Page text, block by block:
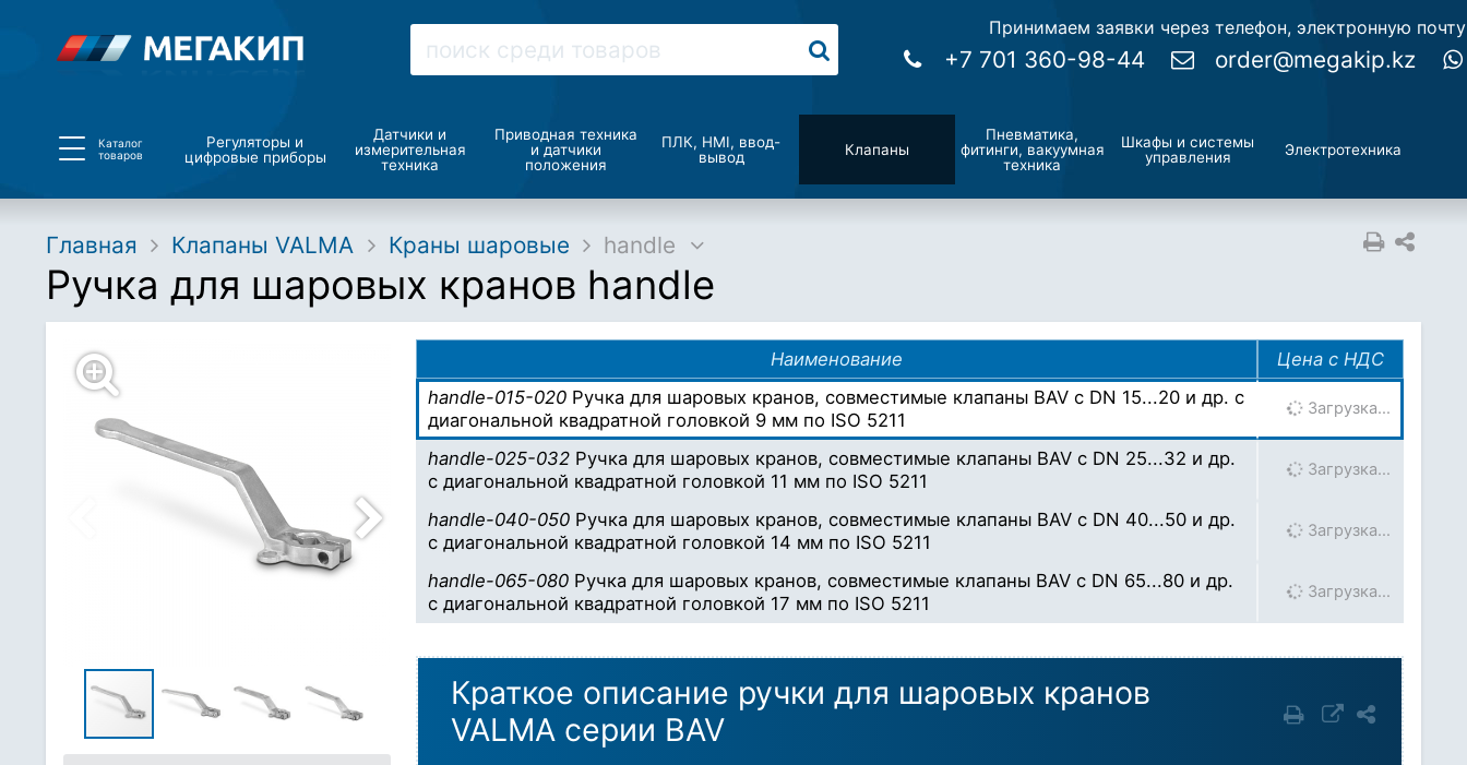
Принимаем заявки через телефон, электронную
+7 701 360-98-44 order@megakip.kz
Каталог
товаров
Регуляторы и
цифровые приборы
Датчики и
измерительная
техника
Приводная техника
и датчики
положения
ПЛК, HMI, ввод-
вывод
Клапаны
Пневматика,
фитинги, вакуумная
техника
Шкафы и системы
управления
Электротехника
Главная Клапаны VALMA Краны шаровые handle
Ручка для шаровых кранов handle
Наименование
Цена с НДС
handle-015-020 Ручка для шаровых кранов, совместимые клапаны BAV с DN 15...20 и др. с
диагональной квадратной головкой 9 мм по ISO 5211
Загрузка…
handle-025-032 Ручка для шаровых кранов, совместимые клапаны BAV с DN 25...32 и др.
с диагональной квадратной головкой 11 мм по ISO 5211
Загрузка…
handle-040-050 Ручка для шаровых кранов, совместимые клапаны BAV с DN 40...50 и др.
с диагональной квадратной головкой 14 мм по ISO 5211
Загрузка…
handle-065-080 Ручка для шаровых кранов, совместимые клапаны BAV с DN 65...80 и др.
с диагональной квадратной головкой 17 мм по ISO 5211
Загрузка…
Краткое описание ручки для шаровых кранов
VALMA серии BAV